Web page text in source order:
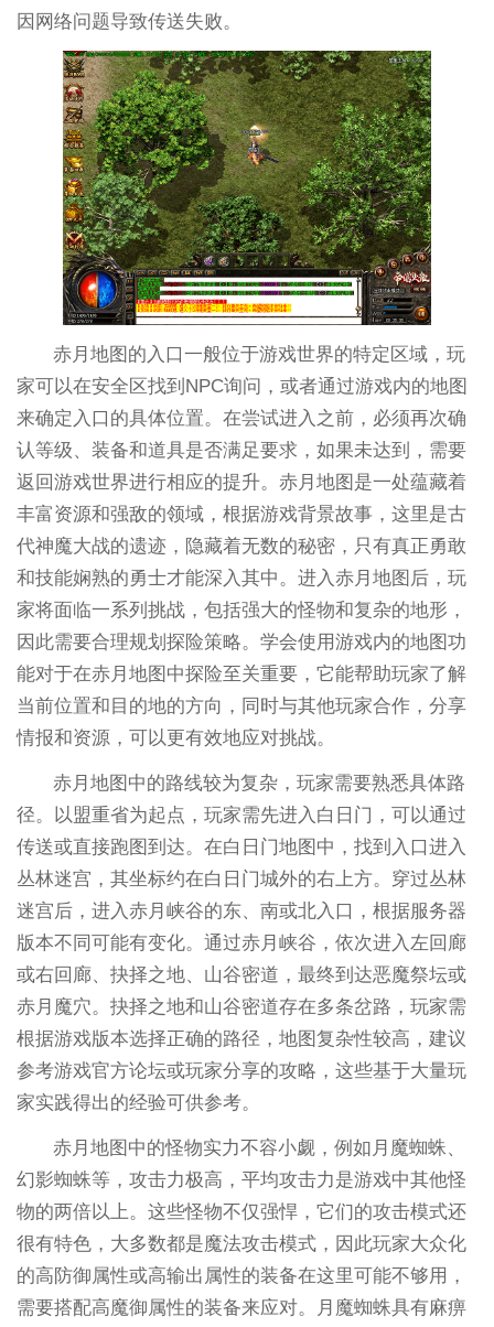
因网络问题导致传送失败。
赤月地图的入口一般位于游戏世界的特定区域，玩
家可以在安全区找到NPC询问，或者通过游戏内的地图
来确定入口的具体位置。在尝试进入之前，必须再次确
认等级、装备和道具是否满足要求，如果未达到，需要
返回游戏世界进行相应的提升。赤月地图是一处蕴藏着
丰富资源和强敌的领域，根据游戏背景故事，这里是古
代神魔大战的遗迹，隐藏着无数的秘密，只有真正勇敢
和技能娴熟的勇士才能深入其中。进入赤月地图后，玩
家将面临一系列挑战，包括强大的怪物和复杂的地形，
因此需要合理规划探险策略。学会使用游戏内的地图功
能对于在赤月地图中探险至关重要，它能帮助玩家了解
当前位置和目的地的方向，同时与其他玩家合作，分享
情报和资源，可以更有效地应对挑战。
赤月地图中的路线较为复杂，玩家需要熟悉具体路
径。以盟重省为起点，玩家需先进入白日门，可以通过
传送或直接跑图到达。在白日门地图中，找到入口进入
丛林迷宫，其坐标约在白日门城外的右上方。穿过丛林
迷宫后，进入赤月峡谷的东、南或北入口，根据服务器
版本不同可能有变化。通过赤月峡谷，依次进入左回廊
或右回廊、抉择之地、山谷密道，最终到达恶魔祭坛或
赤月魔穴。抉择之地和山谷密道存在多条岔路，玩家需
根据游戏版本选择正确的路径，地图复杂性较高，建议
参考游戏官方论坛或玩家分享的攻略，这些基于大量玩
家实践得出的经验可供参考。
赤月地图中的怪物实力不容小觑，例如月魔蜘蛛、
幻影蜘蛛等，攻击力极高，平均攻击力是游戏中其他怪
物的两倍以上。这些怪物不仅强悍，它们的攻击模式还
很有特色，大多数都是魔法攻击模式，因此玩家大众化
的高防御属性或高输出属性的装备在这里可能不够用，
需要搭配高魔御属性的装备来应对。月魔蜘蛛具有麻痹